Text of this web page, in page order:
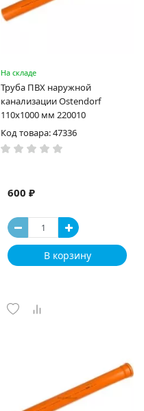
На складе
Труба ПВХ наружной
канализации Ostendorf
110х1000 мм 220010
Код товара: 47336
600 ₽
В корзину